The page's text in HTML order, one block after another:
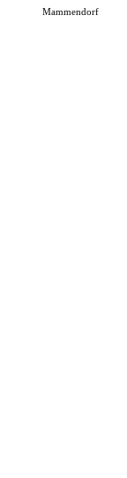
Mammendorf